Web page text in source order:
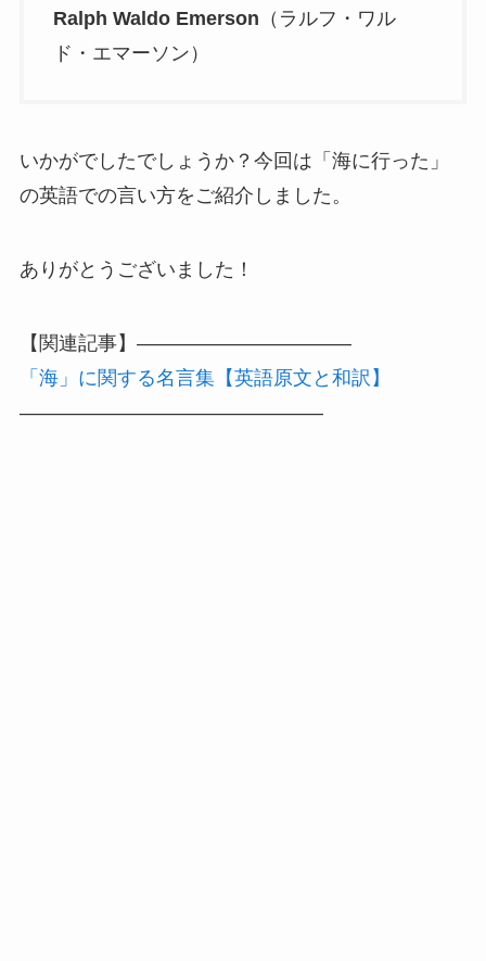
Ralph Waldo Emerson （ラルフ・ワル
ド・エマーソン）
いかがでしたでしょうか？今回は「海に行った」
の英語での言い方をご紹介しました。
ありがとうございました！
【関連記事】———————————
「海」に関する名言集【英語原文と和訳】
———————————————–